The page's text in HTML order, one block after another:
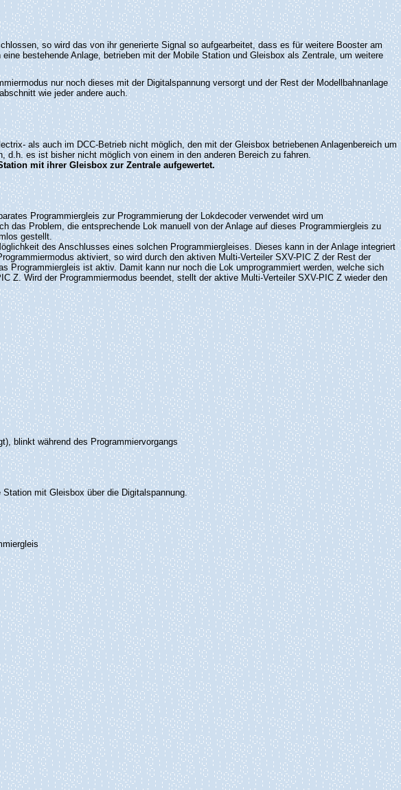
so wird das von ihr generierte Signal so aufgearbeitet, dass es für weitere Booster am
bestehende Anlage, betrieben mit der Mobile Station und Gleisbox als Zentrale, um weitere
nur noch dieses mit der Digitalspannung versorgt und der Rest der Modellbahnanlage
wie jeder andere auch.
als auch im DCC-Betrieb nicht möglich, den mit der Gleisbox betriebenen Anlagenbereich um
d.h. es ist bisher nicht möglich von einem in den anderen Bereich zu fahren.
mit ihrer Gleisbox zur Zentrale aufgewertet.
Programmiergleis zur Programmierung der Lokdecoder verwendet wird um
das Problem, die entsprechende Lok manuell von der Anlage auf dieses Programmiergleis zu
gestellt.
des Anschlusses eines solchen Programmiergleises. Dieses kann in der Anlage integriert
aktiviert, so wird durch den aktiven Multi-Verteiler SXV-PIC Z der Rest der
ist aktiv. Damit kann nur noch die Lok umprogrammiert werden, welche sich
Z. Wird der Programmiermodus beendet, stellt der aktive Multi-Verteiler SXV-PIC Z wieder den
blinkt während des Programmiervorgangs
mit Gleisbox über die Digitalspannung.